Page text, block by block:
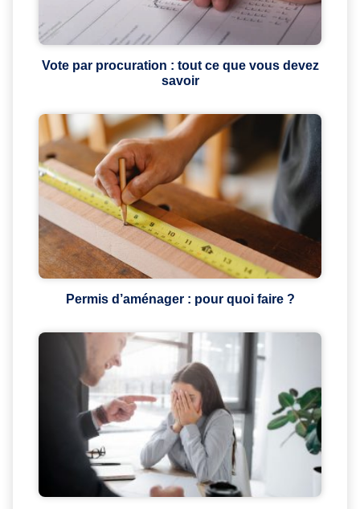
Vote par procuration : tout ce que vous devez
savoir
Permis d’aménager : pour quoi faire ?